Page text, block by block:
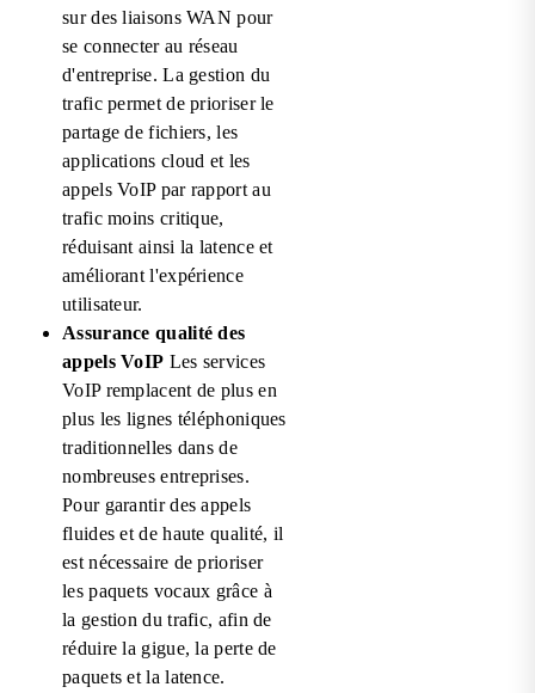
sur des liaisons WAN pour
se connecter au réseau
d'entreprise. La gestion du
trafic permet de prioriser le
partage de fichiers, les
applications cloud et les
appels VoIP par rapport au
trafic moins critique,
réduisant ainsi la latence et
améliorant l'expérience
utilisateur.
Assurance qualité des
appels VoIP Les services
VoIP remplacent de plus en
plus les lignes téléphoniques
traditionnelles dans de
nombreuses entreprises.
Pour garantir des appels
fluides et de haute qualité, il
est nécessaire de prioriser
les paquets vocaux grâce à
la gestion du trafic, afin de
réduire la gigue, la perte de
paquets et la latence.